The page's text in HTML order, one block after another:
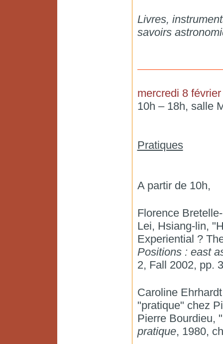
Livres,
savoirs
mercredi 8 février
10h – 18h, salle
Pratiques
A partir de 10h,
Florence
Lei, Hsiang-lin,
Experiential ?
Positions : east
2, Fall 2002, pp.
Caroline
"pratique" chez
Pierre Bourdieu,
pratique, 1980,